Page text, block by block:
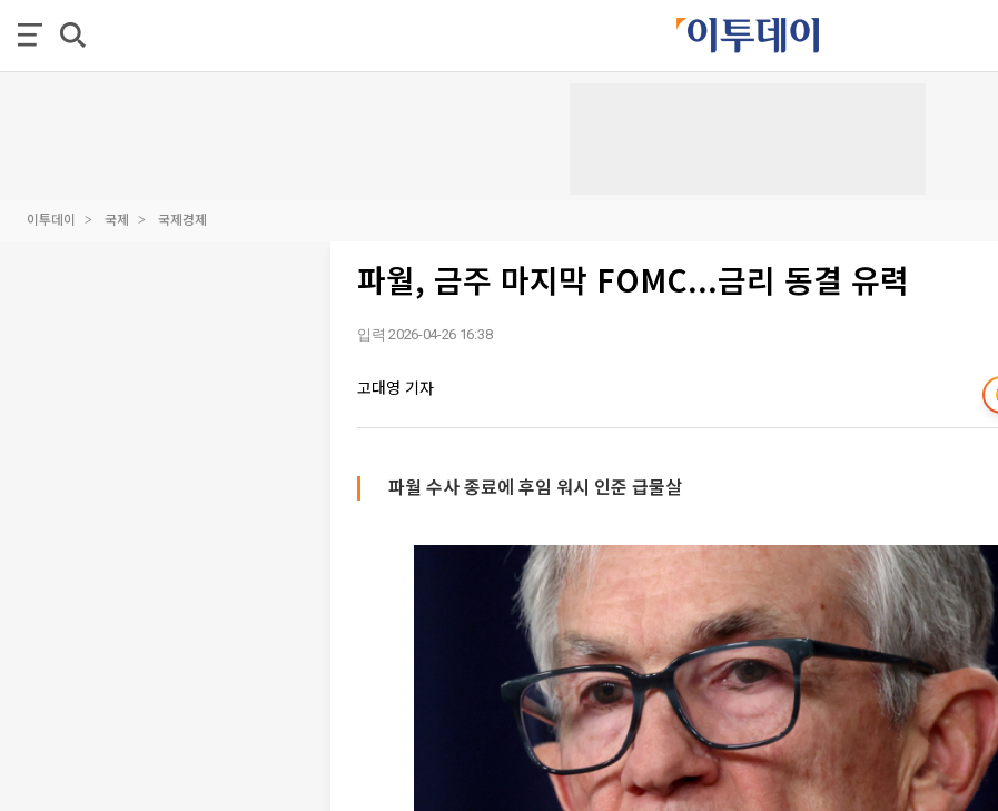
이투데이 국제 국제경제
파월, 금주 마지막 FOMC...금리 동결 유력
입력 2026-04-26 16:38
고대영 기자
파월 수사 종료에 후임 워시 인준 급물살